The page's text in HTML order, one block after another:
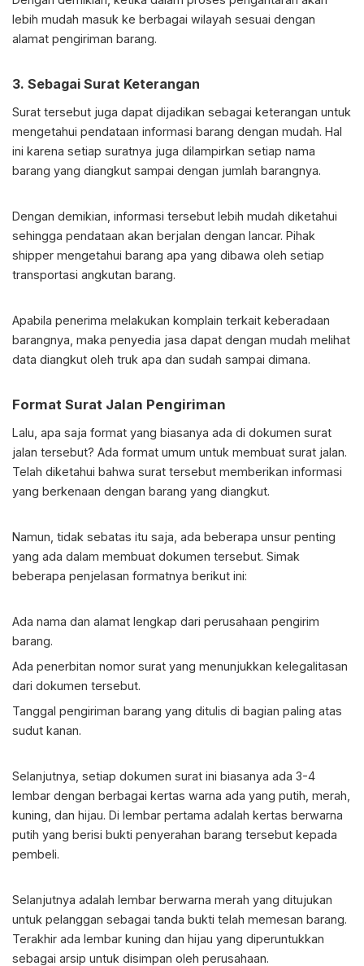
lebih mudah masuk ke berbagai wilayah sesuai dengan
alamat pengiriman barang.
3. Sebagai Surat Keterangan
Surat tersebut juga dapat dijadikan sebagai keterangan untuk
mengetahui pendataan informasi barang dengan mudah. Hal
ini karena setiap suratnya juga dilampirkan setiap nama
barang yang diangkut sampai dengan jumlah barangnya.
Dengan demikian, informasi tersebut lebih mudah diketahui
sehingga pendataan akan berjalan dengan lancar. Pihak
shipper mengetahui barang apa yang dibawa oleh setiap
transportasi angkutan barang.
Apabila penerima melakukan komplain terkait keberadaan
barangnya, maka penyedia jasa dapat dengan mudah melihat
data diangkut oleh truk apa dan sudah sampai dimana.
Format Surat Jalan Pengiriman
Lalu, apa saja format yang biasanya ada di dokumen surat
jalan tersebut? Ada format umum untuk membuat surat jalan.
Telah diketahui bahwa surat tersebut memberikan informasi
yang berkenaan dengan barang yang diangkut.
Namun, tidak sebatas itu saja, ada beberapa unsur penting
yang ada dalam membuat dokumen tersebut. Simak
beberapa penjelasan formatnya berikut ini:
Ada nama dan alamat lengkap dari perusahaan pengirim
barang.
Ada penerbitan nomor surat yang menunjukkan kelegalitasan
dari dokumen tersebut.
Tanggal pengiriman barang yang ditulis di bagian paling atas
sudut kanan.
Selanjutnya, setiap dokumen surat ini biasanya ada 3-4
lembar dengan berbagai kertas warna ada yang putih, merah,
kuning, dan hijau. Di lembar pertama adalah kertas berwarna
putih yang berisi bukti penyerahan barang tersebut kepada
pembeli.
Selanjutnya adalah lembar berwarna merah yang ditujukan
untuk pelanggan sebagai tanda bukti telah memesan barang.
Terakhir ada lembar kuning dan hijau yang diperuntukkan
sebagai arsip untuk disimpan oleh perusahaan.